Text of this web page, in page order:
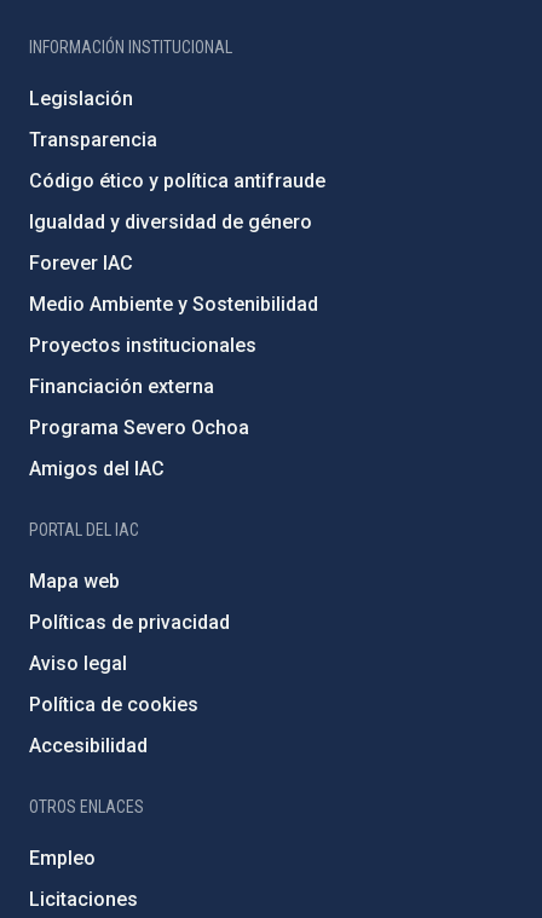
INFORMACIÓN INSTITUCIONAL
Legislación
Transparencia
Código ético y política antifraude
Igualdad y diversidad de género
Forever IAC
Medio Ambiente y Sostenibilidad
Proyectos institucionales
Financiación externa
Programa Severo Ochoa
Amigos del IAC
PORTAL DEL IAC
Mapa web
Políticas de privacidad
Aviso legal
Política de cookies
Accesibilidad
OTROS ENLACES
Empleo
Licitaciones